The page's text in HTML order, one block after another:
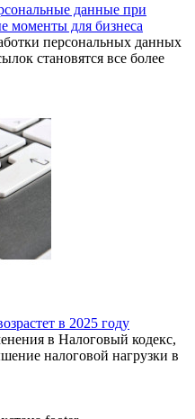
данные при
моменты для бизнеса
персональных данных
становятся все более
в 2025 году
в Налоговый кодекс,
налоговой нагрузки в